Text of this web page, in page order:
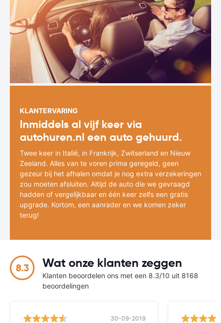
KLANTERVARING
Inmiddels al vijf keer via
autohuren.nl een auto gehuurd.
Twee keer in Italië, in Frankrijk, Zwitserland en Nieuw
Zeeland. Alles van te voren prima geregeld, geen
gezeur bij het afhalen omdat je nog extra verzekeringen
zou moeten afsluiten. Altijd de auto die we gevraagd
hadden of vergelijkbaar en één keer zelfs een gratis
upgrade. Kortom, een aanrader en we komen zeker
terug!
8.3 Wat onze klanten zeggen
Klanten beoordelen ons met een 8.3/10 uit 8168
beoordelingen
30-09-2019